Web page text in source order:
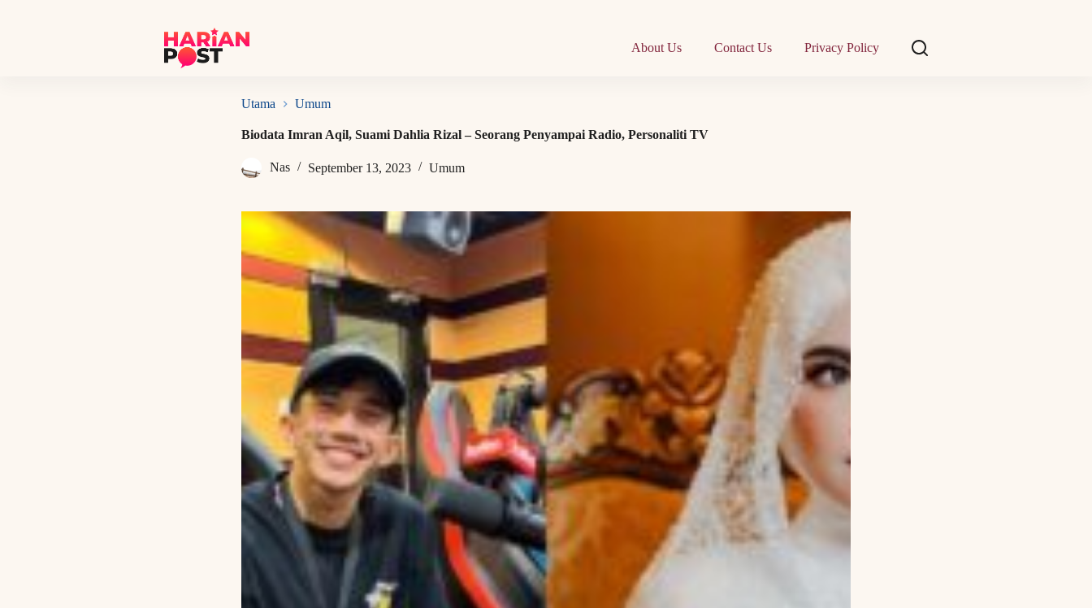
About Us Contact Us Privacy Policy
Utama Umum
Biodata Imran Aqil, Suami Dahlia Rizal – Seorang Penyampai Radio, Personaliti TV
Nas September 13, 2023 Umum